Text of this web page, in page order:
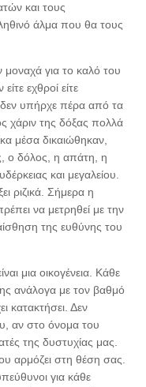
και τους
άλμα που θα τους
μοναχά για το καλό του
εχθροί είτε
δεν υπήρχε πέρα από τα
χάριν της δόξας πολλά
μέσα δικαιώθηκαν,
ο δόλος, η απάτη, η
και μεγαλείου.
ριζικά. Σήμερα η
να μετρηθεί με την
της ευθύνης του
μια οικογένεια. Κάθε
ανάλογα με τον βαθμό
κατακτήσει. Δεν
αν στο όνομα του
της δυστυχίας μας.
αρμόζει στη θέση σας.
για κάθε